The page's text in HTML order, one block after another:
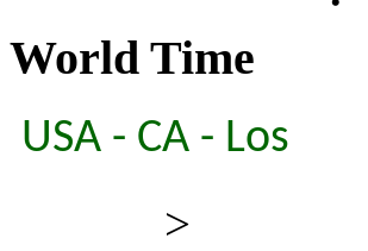
World Time
USA - CA - Los
>